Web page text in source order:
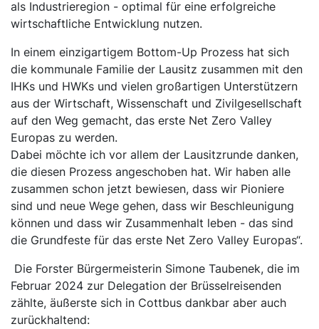
als Industrieregion - optimal für eine erfolgreiche
wirtschaftliche Entwicklung nutzen.
In einem einzigartigem Bottom-Up Prozess hat sich
die kommunale Familie der Lausitz zusammen mit den
IHKs und HWKs und vielen großartigen Unterstützern
aus der Wirtschaft, Wissenschaft und Zivilgesellschaft
auf den Weg gemacht, das erste Net Zero Valley
Europas zu werden.
Dabei möchte ich vor allem der Lausitzrunde danken,
die diesen Prozess angeschoben hat. Wir haben alle
zusammen schon jetzt bewiesen, dass wir Pioniere
sind und neue Wege gehen, dass wir Beschleunigung
können und dass wir Zusammenhalt leben - das sind
die Grundfeste für das erste Net Zero Valley Europas“.
Die Forster Bürgermeisterin Simone Taubenek, die im
Februar 2024 zur Delegation der Brüsselreisenden
zählte, äußerste sich in Cottbus dankbar aber auch
zurückhaltend: